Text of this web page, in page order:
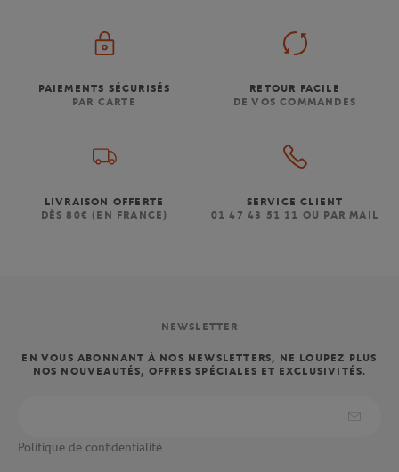
PAIEMENTS SÉCURISÉS
PAR CARTE
RETOUR FACILE
DE VOS COMMANDES
LIVRAISON OFFERTE
DÈS 80€ (EN FRANCE)
SERVICE CLIENT
01 47 43 51 11 OU PAR MAIL
NEWSLETTER
EN VOUS ABONNANT À NOS NEWSLETTERS, NE LOUPEZ PLUS
NOS NOUVEAUTÉS, OFFRES SPÉCIALES ET EXCLUSIVITÉS.
Politique de confidentialité